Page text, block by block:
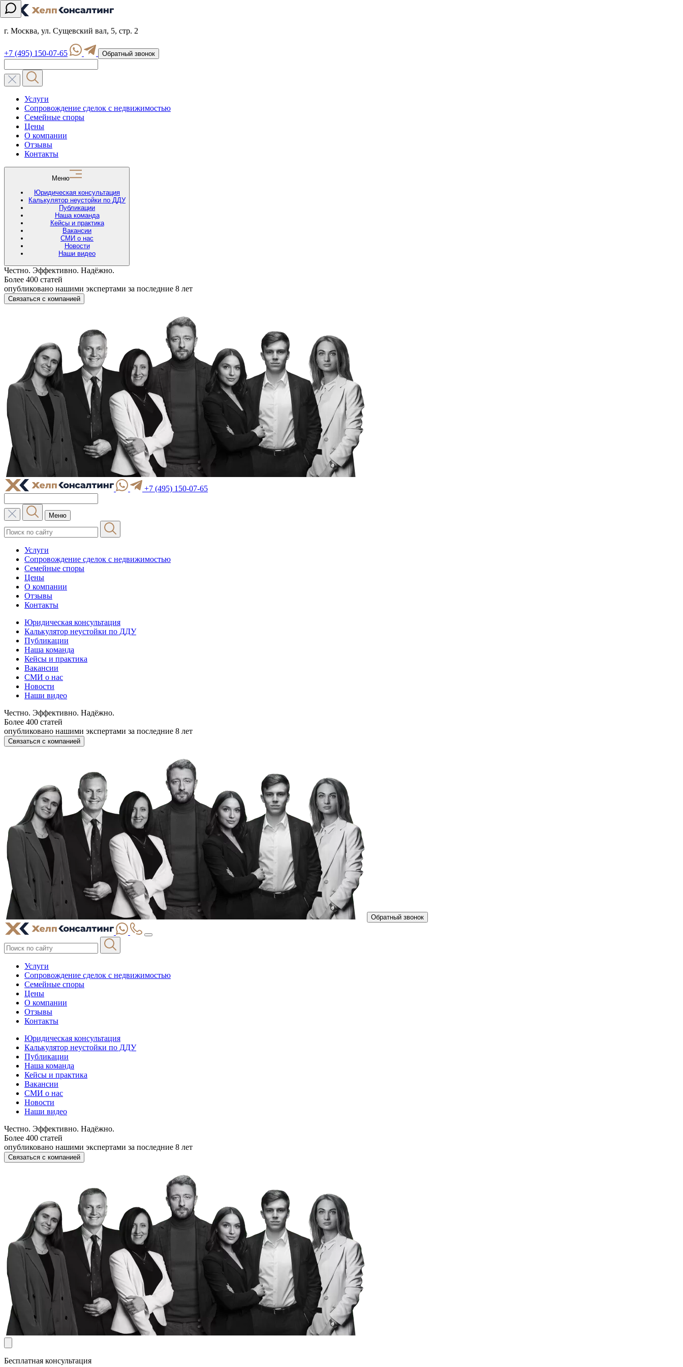
г. Москва, ул. Сущевский вал, 5, стр. 2
+7 (495) 150-07-65 Обратный звонок
Услуги
Сопровождение сделок с недвижимостью
Семейные споры
Цены
О компании
Отзывы
Контакты
Меню
Юридическая консультация
Калькулятор неустойки по ДДУ
Публикации
Наша команда
Кейсы и практика
Вакансии
СМИ о нас
Новости
Наши видео
Честно. Эффективно. Надёжно.
Более 400 статей
опубликовано нашими экспертами за последние 8 лет
Связаться с компанией
+7 (495) 150-07-65
Меню
Услуги
Сопровождение сделок с недвижимостью
Семейные споры
Цены
О компании
Отзывы
Контакты
Юридическая консультация
Калькулятор неустойки по ДДУ
Публикации
Наша команда
Кейсы и практика
Вакансии
СМИ о нас
Новости
Наши видео
Честно. Эффективно. Надёжно.
Более 400 статей
опубликовано нашими экспертами за последние 8 лет
Связаться с компанией
Обратный звонок
Услуги
Сопровождение сделок с недвижимостью
Семейные споры
Цены
О компании
Отзывы
Контакты
Юридическая консультация
Калькулятор неустойки по ДДУ
Публикации
Наша команда
Кейсы и практика
Вакансии
СМИ о нас
Новости
Наши видео
Честно. Эффективно. Надёжно.
Более 400 статей
опубликовано нашими экспертами за последние 8 лет
Связаться с компанией
Бесплатная консультация